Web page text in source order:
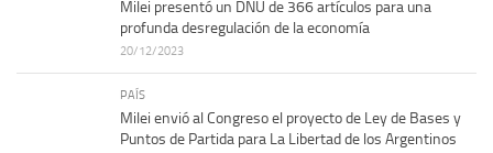
Milei presentó un DNU de 366 artículos para una
profunda desregulación de la economía
20/12/2023
PAÍS
Milei envió al Congreso el proyecto de Ley de Bases y
Puntos de Partida para La Libertad de los Argentinos